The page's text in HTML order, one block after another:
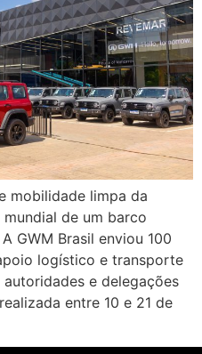
mobilidade limpa da
de um barco
GWM Brasil enviou 100
logístico e transporte
e delegações
entre 10 e 21 de